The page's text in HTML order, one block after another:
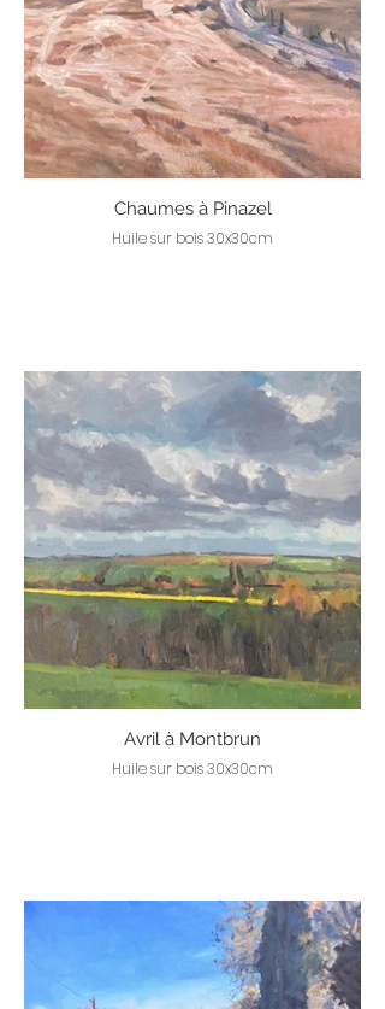
Chaumes à Pinazel
Huile sur bois 30x30cm
Avril à Montbrun
Huile sur bois 30x30cm